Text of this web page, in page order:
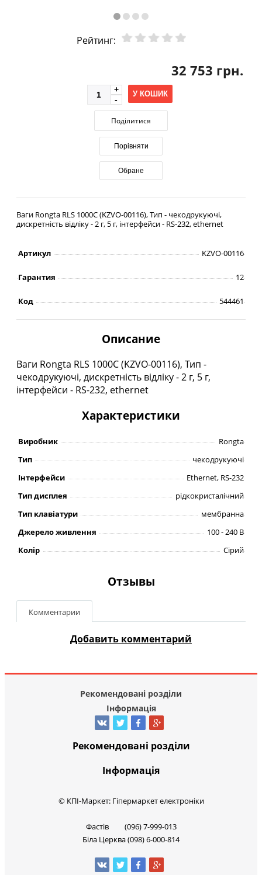
Рейтинг:
32 753 грн.
У КОШИК
Поділитися
Порівняти
Обране
Ваги Rongta RLS 1000С (KZVO-00116), Тип - чекодрукуючі,
дискретність відліку - 2 г, 5 г, інтерфейси - RS-232, ethernet
Артикул KZVO-00116
Гарантия 12
Код 544461
Описание
Ваги Rongta RLS 1000С (KZVO-00116), Тип -
чекодрукуючі, дискретність відліку - 2 г, 5 г,
інтерфейси - RS-232, ethernet
Характеристики
Виробник
Rongta
Тип
чекодрукуючі
Інтерфейси
Ethernet, RS-232
Тип дисплея
рідкокристалічний
Тип клавіатури
мембранна
Джерело живлення
100 - 240 В
Колір
Сірий
Отзывы
Комментарии
Добавить комментарий
Рекомендовані розділи
Інформація
Рекомендовані розділи
Інформація
© КПІ-Маркет: Гіпермаркет електроніки
Фастів (096) 7-999-013
Біла Церква (098) 6-000-814